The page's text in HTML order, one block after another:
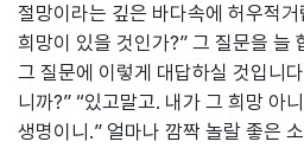
절망이라는 깊은 바다속에 허우적거
희망이 있을 것인가?” 그 질문을 늘
그 질문에 이렇게 대답하실 것입니
니까?” “있고말고. 내가 그 희망 아
생명이니.” 얼마나 깜짝 놀랄 좋은